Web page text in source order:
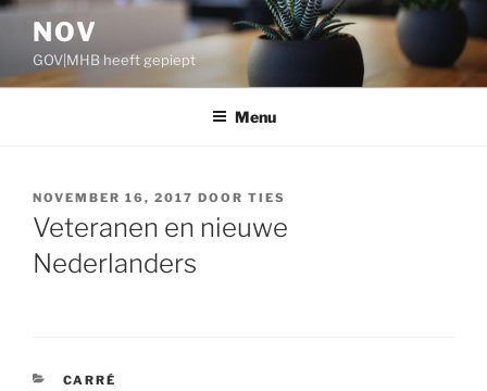
Ga
inhoud
NOV
GOV|MHB heeft gepiept
Menu
GEPLAATST
OP
NOVEMBER 16, 2017 DOOR TIES
Veteranen en nieuwe
Nederlanders
CATEGORIEËN
CARRÉ